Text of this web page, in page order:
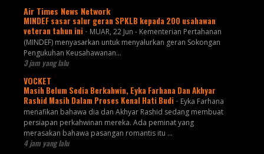
Air Times News Network
MINDEF sasar salur geran SPKLB kepada 200 usahawan
veteran tahun ini - MUAR, 22 Jun - Kementerian Pertahanan
(MINDEF) menyasarkan untuk menyalurkan geran Sokongan
Pengukuhan Keusahawanan…
3 jam yang lalu
VOCKET
Masih Belum Sedia Berkahwin, Eyka Farhana Dan Akhyar
Rashid Masih Dalam Proses Kenal Hati Budi - Eyka Farhana
menafikan bahawa dia dan Akhyar Rashid sedang membuat
persiapan perkahwinan mereka. Ada peminat yang
merasakan bahawa pasangan romantis itu ...
4 jam yang lalu